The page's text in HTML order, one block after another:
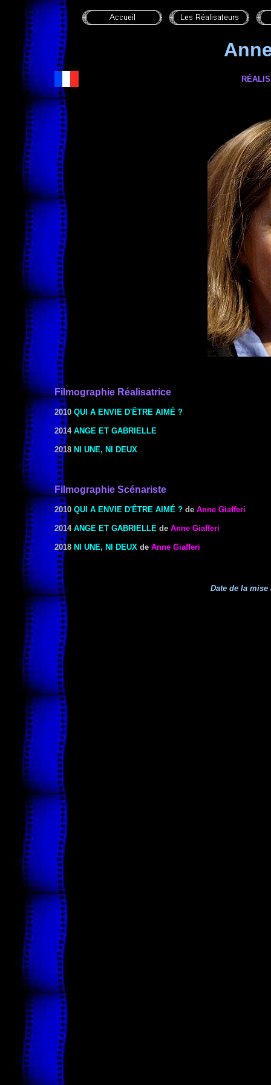
Filmographie Réalisatrice
2010 QUI A ENVIE D'ÊTRE AIMÉ ?
2014 ANGE ET GABRIELLE
2018 NI UNE, NI DEUX
Filmographie Scénariste
2010 QUI A ENVIE D'ÊTRE AIMÉ ? de Anne Giafferi
2014 ANGE ET GABRIELLE de Anne Giafferi
2018 NI UNE, NI DEUX de Anne Giafferi
Date de la